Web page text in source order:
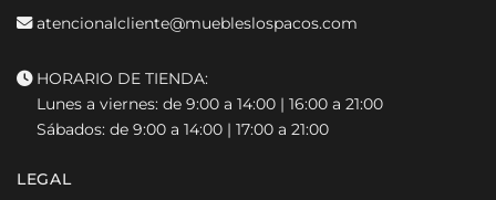
atencionalcliente@muebleslospacos.com
HORARIO DE TIENDA:
Lunes a viernes: de 9:00 a 14:00 | 16:00 a 21:00
Sábados: de 9:00 a 14:00 | 17:00 a 21:00
LEGAL